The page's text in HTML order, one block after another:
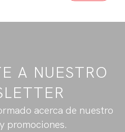
A NUESTRO
acerca de nuestro
promociones.